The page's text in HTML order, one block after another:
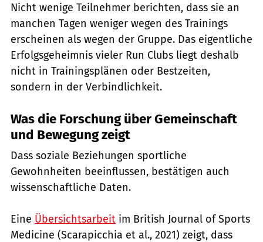
Nicht wenige Teilnehmer berichten, dass sie an
manchen Tagen weniger wegen des Trainings
erscheinen als wegen der Gruppe. Das eigentliche
Erfolgsgeheimnis vieler Run Clubs liegt deshalb
nicht in Trainingsplänen oder Bestzeiten,
sondern in der Verbindlichkeit.
Was die Forschung über Gemeinschaft
und Bewegung zeigt
Dass soziale Beziehungen sportliche
Gewohnheiten beeinflussen, bestätigen auch
wissenschaftliche Daten.
Eine Übersichtsarbeit im British Journal of Sports
Medicine (Scarapicchia et al., 2021) zeigt, dass